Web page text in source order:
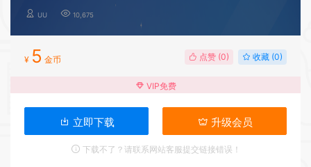
UU 10,675
¥ 5 金币 点赞 (0) 收藏 (0)
VIP免费
立即下载 升级会员
下载不了？请联系网站客服提交链接错误！